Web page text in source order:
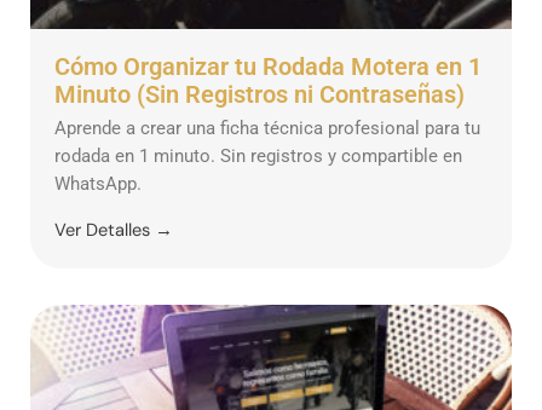
Cómo Organizar tu Rodada Motera en 1
Minuto (Sin Registros ni Contraseñas)
Aprende a crear una ficha técnica profesional para tu
rodada en 1 minuto. Sin registros y compartible en
WhatsApp.
Ver Detalles →